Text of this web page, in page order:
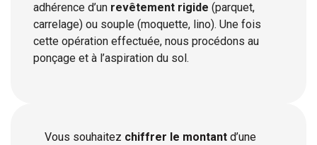
adhérence d’un revêtement rigide (parquet,
carrelage) ou souple (moquette, lino). Une fois
cette opération effectuée, nous procédons au
ponçage et à l’aspiration du sol.
Vous souhaitez chiffrer le montant d’une